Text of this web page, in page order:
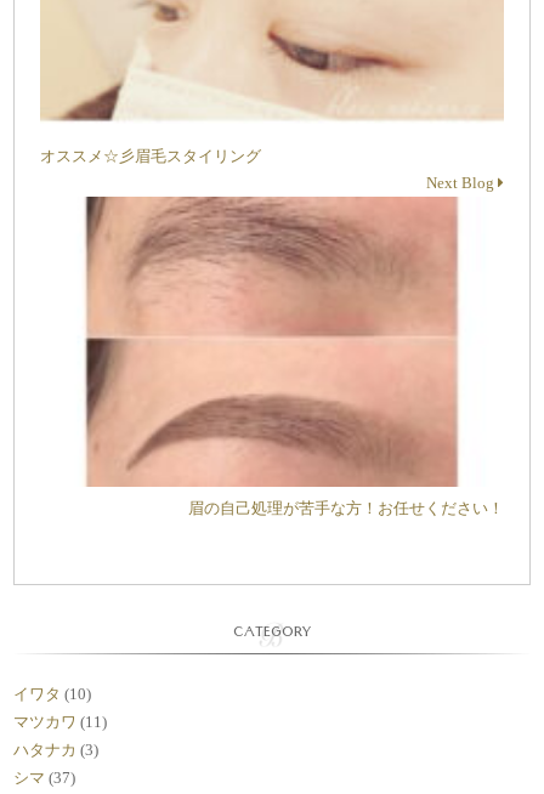
オススメ☆彡眉毛スタイリング
Next Blog
眉の自己処理が苦手な方！お任せください！
CATEGORY
イワタ (10)
マツカワ (11)
ハタナカ (3)
シマ (37)